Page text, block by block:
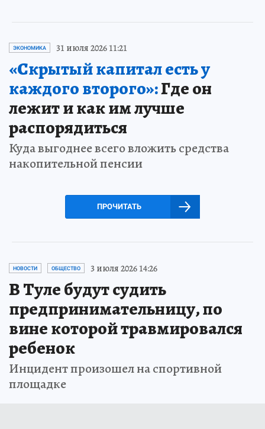
ЭКОНОМИКА 31 июля 2026 11:21
«Скрытый капитал есть у
каждого второго»:Где он
лежит и как им лучше
распорядиться
Куда выгоднее всего вложить средства
накопительной пенсии
ПРОЧИТАТЬ
НОВОСТИ ОБЩЕСТВО 3 июля 2026 14:26
В Туле будут судить
предпринимательницу, по
вине которой травмировался
ребенок
Инцидент произошел на спортивной
площадке